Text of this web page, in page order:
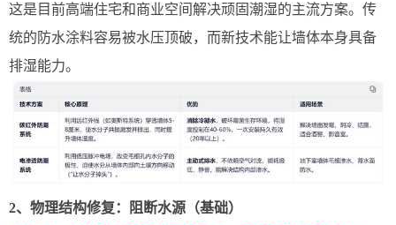
这是目前高端住宅和商业空间解决顽固潮湿的主流方案。传
统的防水涂料容易被水压顶破，而新技术能让墙体本身具备
排湿能力。
2、物理结构修复：阻断水源（基础）